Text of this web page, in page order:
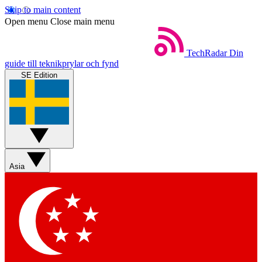
Skip to main content
Open menu Close main menu
TechRadar Din
guide till teknikprylar och fynd
SE Edition
Asia